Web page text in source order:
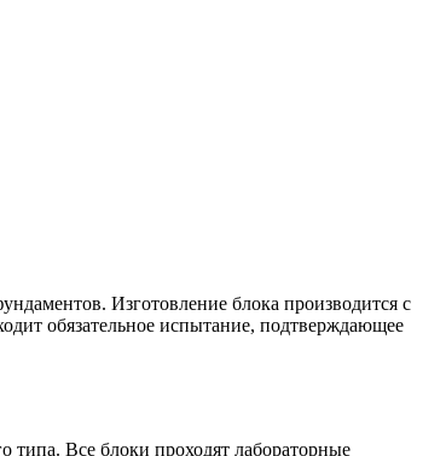
Изготовление блока производится с
обязательное испытание, подтверждающее
типа. Все блоки проходят лабораторные